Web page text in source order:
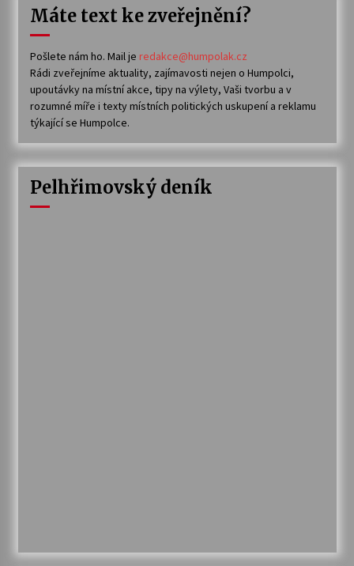
Máte text ke zveřejnění?
Pošlete nám ho. Mail je redakce@humpolak.cz
Rádi zveřejníme aktuality, zajímavosti nejen o Humpolci,
upoutávky na místní akce, tipy na výlety, Vaši tvorbu a v
rozumné míře i texty místních politických uskupení a reklamu
týkající se Humpolce.
Pelhřimovský deník